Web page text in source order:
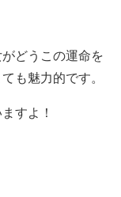
どうこの運命を
も魅力的です。
すよ！